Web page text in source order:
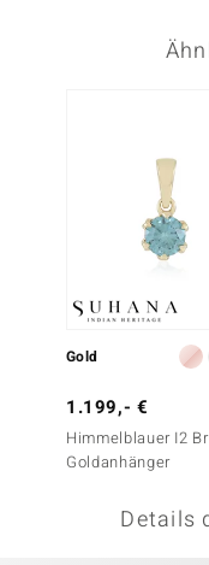
Collection
BY DE MELO
Gold
1.199,- €
Himmelblauer I2
Goldanhänger
Details